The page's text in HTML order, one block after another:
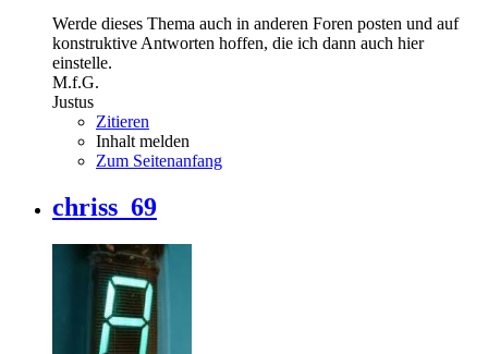
Werde dieses Thema auch in anderen Foren posten und auf
konstruktive Antworten hoffen, die ich dann auch hier
einstelle.
M.f.G.
Justus
Zitieren
Inhalt melden
Zum Seitenanfang
chriss_69